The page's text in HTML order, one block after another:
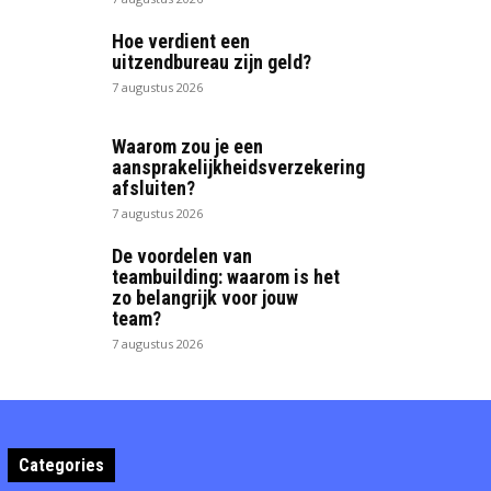
Hoe verdient een
uitzendbureau zijn geld?
7 augustus 2026
Waarom zou je een
aansprakelijkheidsverzekering
afsluiten?
7 augustus 2026
De voordelen van
teambuilding: waarom is het
zo belangrijk voor jouw
team?
7 augustus 2026
Categories